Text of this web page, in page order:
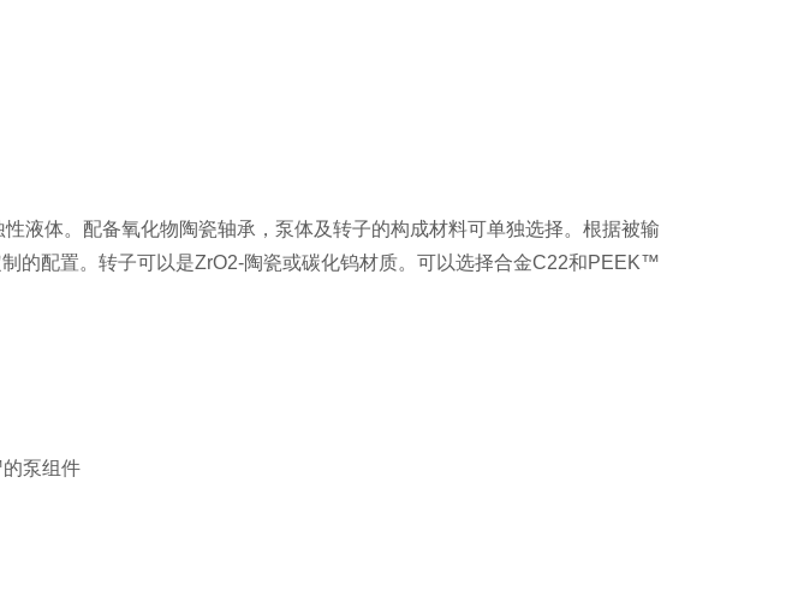
液体。配备氧化物陶瓷轴承，泵体及转子的构成材料可单独选择。根据被输
的配置。转子可以是ZrO2-陶瓷或碳化钨材质。可以选择合金C22和PEEK™
泵组件